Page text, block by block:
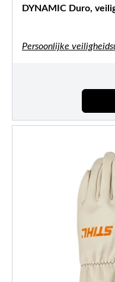
DYNAMIC Duro,
Persoonlijke